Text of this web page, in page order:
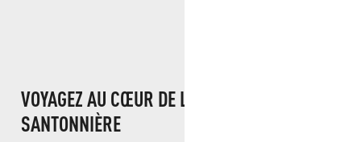
VOYAGEZ AU CŒUR DE LA TRADITION
SANTONNIÈRE